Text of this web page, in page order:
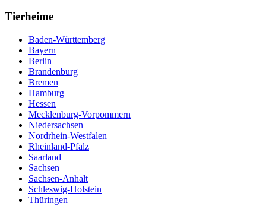
Tierheime
Baden-Württemberg
Bayern
Berlin
Brandenburg
Bremen
Hamburg
Hessen
Mecklenburg-Vorpommern
Niedersachsen
Nordrhein-Westfalen
Rheinland-Pfalz
Saarland
Sachsen
Sachsen-Anhalt
Schleswig-Holstein
Thüringen